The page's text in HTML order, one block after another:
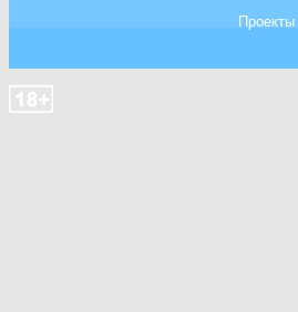
Проекты